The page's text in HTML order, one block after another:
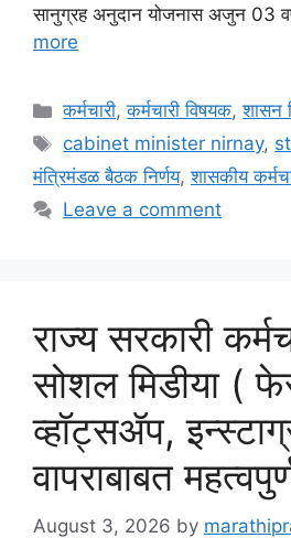
सानुग्रह अनुदान योजनास अजुन 03
more
Categories
कर्मचारी,कर्मचारी विषयक,शासन
Tags
cabinet minister nirnay,
मंत्रिमंडळ बैठक निर्णय,शासकीय
Leave a comment
राज्य सरकारी
सोशल मिडीया (
व्हॉट्सॲप,
वापराबाबत
August 3, 2026 by